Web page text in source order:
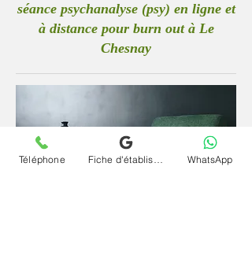
séance psychanalyse (psy) en ligne et
à distance pour burn out à Le
Chesnay
Téléphone WhatsApp